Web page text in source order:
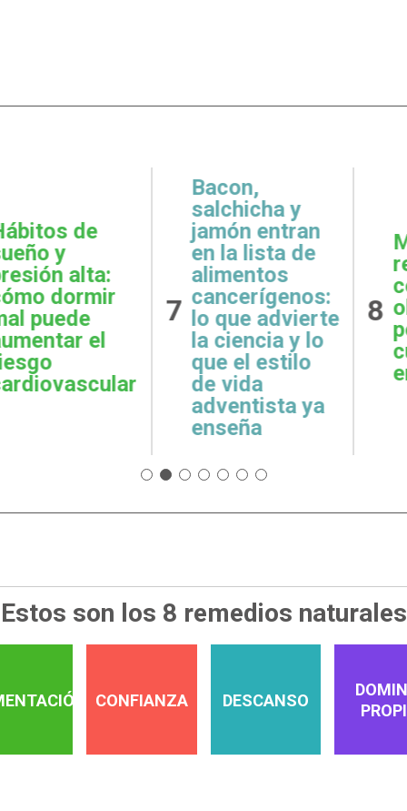
entran
lista de
advierte
y lo
estilo
Metas
realistas:
cómo definir
objetivos
posibles y
cuidar la salud
emocional
9
qué
la
Estos son los 8 remedios naturales
CONFIANZA DESCANSO